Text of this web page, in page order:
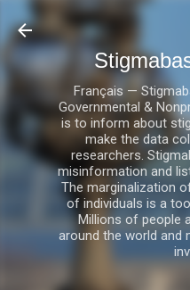
Français —
Governmental &
is to inform about
make the data
researchers.
misinformation and
The marginalization
of individuals is a
Millions of people
around the world and